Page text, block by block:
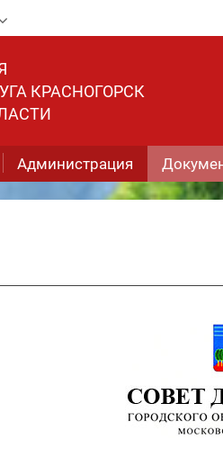
КРАСНОГОРСК
Администрация